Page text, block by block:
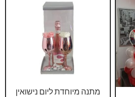
מתנה מיוחדת ליום נישואין